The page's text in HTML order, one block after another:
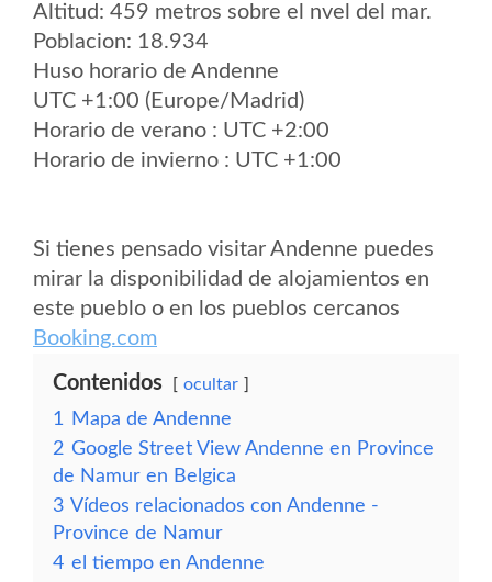
Altitud: 459 metros sobre el nvel del mar.
Poblacion: 18.934
Huso horario de Andenne
UTC +1:00 (Europe/Madrid)
Horario de verano : UTC +2:00
Horario de invierno : UTC +1:00
Si tienes pensado visitar Andenne puedes
mirar la disponibilidad de alojamientos en
este pueblo o en los pueblos cercanos
Booking.com
Contenidos ocultar
1
Mapa de Andenne
2 Google Street View Andenne en Province
de Namur en Belgica
3 Vídeos relacionados con Andenne -
Province de Namur
4 el tiempo en Andenne